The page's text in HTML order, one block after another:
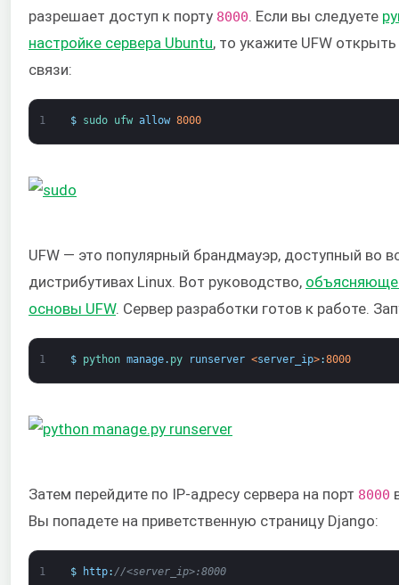
разрешает доступ к порту 8000. Если вы следуете
настройке сервера Ubuntu, то укажите UFW
связи:
1 $ sudo ufw allow 8000
UFW — это популярный брандмауэр, доступный во
дистрибутивах Linux. Вот руководство,
основы UFW. Сервер разработки готов к работе.
1 $ python manage. py runserver <server_ip>:8000
Затем перейдите по IP-адресу сервера на порт 8000
Вы попадете на приветственную страницу Django:
1 $ http: //<server_ip>:8000